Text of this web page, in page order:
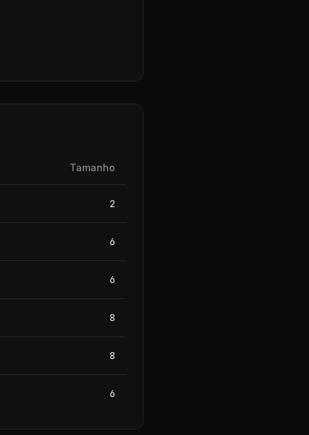
Tamanho
2
6
6
8
8
6